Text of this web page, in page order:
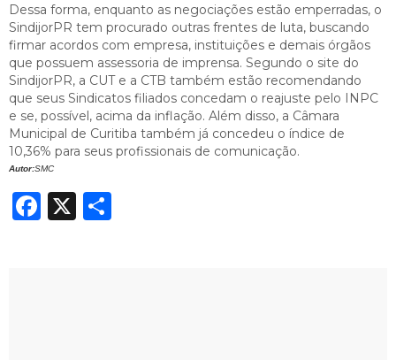
Dessa forma, enquanto as negociações estão emperradas, o
SindijorPR tem procurado outras frentes de luta, buscando
firmar acordos com empresa, instituições e demais órgãos
que possuem assessoria de imprensa. Segundo o site do
SindijorPR, a CUT e a CTB também estão recomendando
que seus Sindicatos filiados concedam o reajuste pelo INPC
e se, possível, acima da inflação. Além disso, a Câmara
Municipal de Curitiba também já concedeu o índice de
10,36% para seus profissionais de comunicação.
Autor:SMC
Facebook
X